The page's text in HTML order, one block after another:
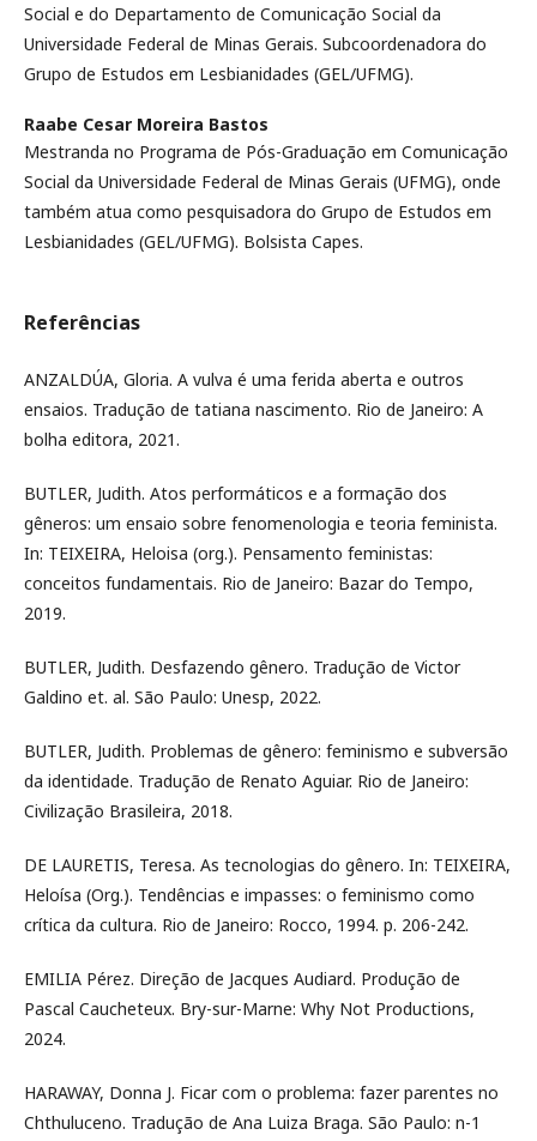
Social e do Departamento de Comunicação Social da
Universidade Federal de Minas Gerais. Subcoordenadora do
Grupo de Estudos em Lesbianidades (GEL/UFMG).
Raabe Cesar Moreira Bastos
Mestranda no Programa de Pós-Graduação em Comunicação
Social da Universidade Federal de Minas Gerais (UFMG), onde
também atua como pesquisadora do Grupo de Estudos em
Lesbianidades (GEL/UFMG). Bolsista Capes.
Referências
ANZALDÚA, Gloria. A vulva é uma ferida aberta e outros
ensaios. Tradução de tatiana nascimento. Rio de Janeiro: A
bolha editora, 2021.
BUTLER, Judith. Atos performáticos e a formação dos
gêneros: um ensaio sobre fenomenologia e teoria feminista.
In: TEIXEIRA, Heloisa (org.). Pensamento feministas:
conceitos fundamentais. Rio de Janeiro: Bazar do Tempo,
2019.
BUTLER, Judith. Desfazendo gênero. Tradução de Victor
Galdino et. al. São Paulo: Unesp, 2022.
BUTLER, Judith. Problemas de gênero: feminismo e subversão
da identidade. Tradução de Renato Aguiar. Rio de Janeiro:
Civilização Brasileira, 2018.
DE LAURETIS, Teresa. As tecnologias do gênero. In: TEIXEIRA,
Heloísa (Org.). Tendências e impasses: o feminismo como
crítica da cultura. Rio de Janeiro: Rocco, 1994. p. 206-242.
EMILIA Pérez. Direção de Jacques Audiard. Produção de
Pascal Caucheteux. Bry-sur-Marne: Why Not Productions,
2024.
HARAWAY, Donna J. Ficar com o problema: fazer parentes no
Chthuluceno. Tradução de Ana Luiza Braga. São Paulo: n-1